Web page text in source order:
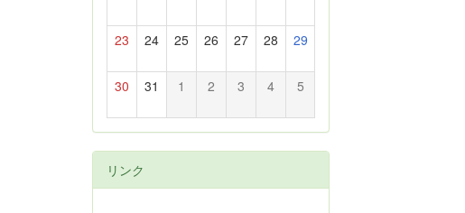
23 24 25 26 27 28 29
30 31 1 2 3 4 5
リンク